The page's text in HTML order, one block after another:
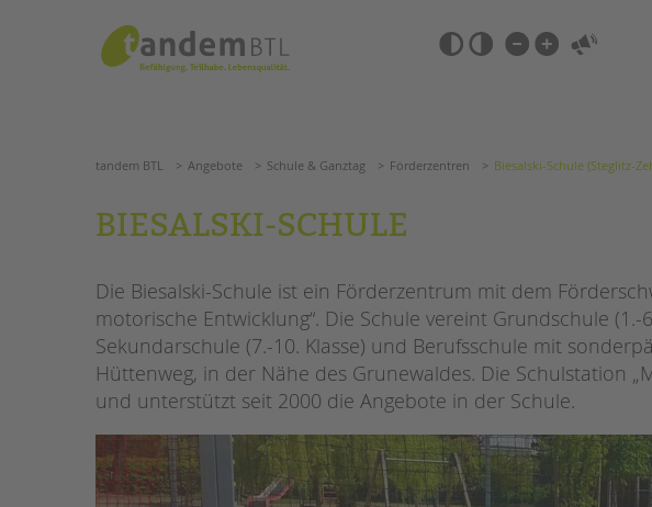
Barrierefrei-
Einstellungen
überspringen
ANGEBOTE
SCHULE & GANZTAG
Grundschulen
Oberschulen
Förderzentren
Kollegs
EFöB
Schulbezogene Sozialarbeit
Tagesgruppen
EINGLIEDERUNGSHILFE
BETREUTES WOHNEN
TANDEM BTL AKADEMIE
Zertfikatskurse
Seminarkalender
Seminarräume
tandem BTL Angebote Förderzentren Biesalski-Schule
tandem BTL Angebote Schule & Ganztag Förderzentren Biesalski-Schule (Steglitz-
BIESALSKI-SCHULE
Die Biesalski-Schule ist ein Förderzentrum mit dem
motorische Entwicklung“. Die Schule vereint Grundschule (1.-
Sekundarschule (7.-10. Klasse) und Berufsschule mit
Hüttenweg, in der Nähe des Grunewaldes. Die Schulstation
und unterstützt seit 2000 die Angebote in der Schule.